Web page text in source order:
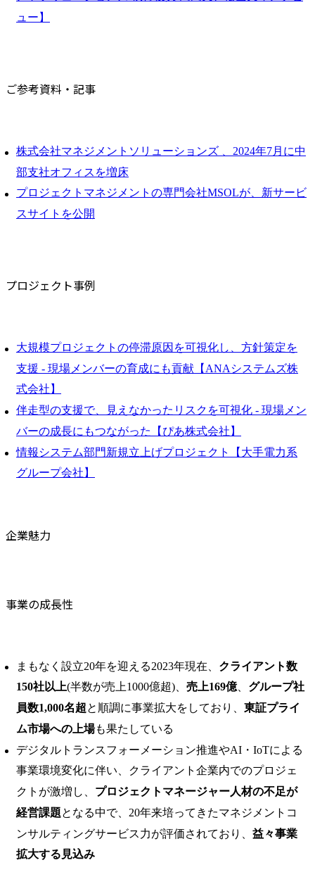
ュー】
ご参考資料・記事
株式会社マネジメントソリューションズ 、2024年7月に中
部支社オフィスを増床
プロジェクトマネジメントの専門会社MSOLが、新サービ
スサイトを公開
プロジェクト事例
大規模プロジェクトの停滞原因を可視化し、方針策定を
支援 - 現場メンバーの育成にも貢献【ANAシステムズ株
式会社】
伴走型の支援で、見えなかったリスクを可視化 - 現場メン
バーの成長にもつながった【ぴあ株式会社】
情報システム部門新規立上げプロジェクト【大手電力系
グループ会社】
企業魅力
事業の成長性
まもなく設立20年を迎える2023年現在、 クライアント数
150社以上(半数が売上1000億超)、 売上169億、 グループ社
員数1,000名超と順調に事業拡大をしており、 東証プライ
ム市場への上場も果たしている
デジタルトランスフォーメーション推進やAI・IoTによる
事業環境変化に伴い、クライアント企業内でのプロジェ
クトが激増し、 プロジェクトマネージャー人材の不足が
経営課題となる中で、20年来培ってきたマネジメントコ
ンサルティングサービス力が評価されており、 益々事業
拡大する見込み